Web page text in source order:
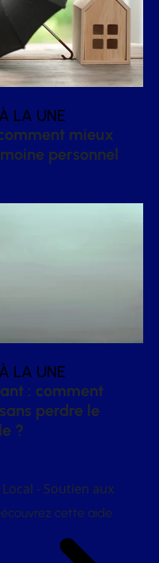
LA UNE
mieux
personnel
LA UNE
: comment
perdre le
?
- Soutien aux
cette aide